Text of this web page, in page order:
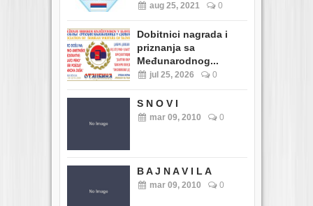
aug 25, 2021 0
Dobitnici nagrada i
priznanja sa
Međunarodnog...
jul 25, 2026 0
S N O V I
mar 09, 2010 0
B A J N A V I L A
mar 09, 2010 0